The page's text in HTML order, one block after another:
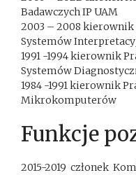
Badawczych IP UAM
2003 – 2008
Systemów
1991 -1994 kierownik
Systemów
1984 -1991 kierownik
Mikrokomputerów
Funkcje
2015-2019 członek